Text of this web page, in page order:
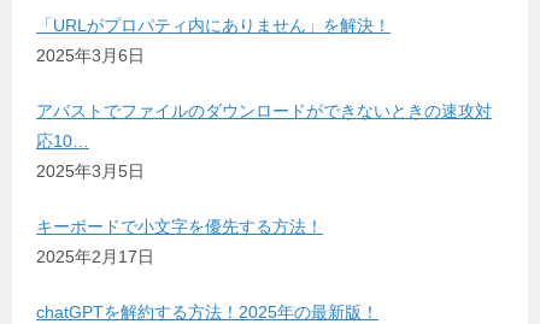
「URLがプロパティ内にありません」を解決！
2025年3月6日
アバストでファイルのダウンロードができないときの速攻対
応10…
2025年3月5日
キーボードで小文字を優先する方法！
2025年2月17日
chatGPTを解約する方法！2025年の最新版！